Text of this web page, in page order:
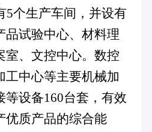
5个生产车间，并设有
品试验中心、材料理
室、文控中心。数控
工中心等主要机械加
等设备160台套，有效
优质产品的综合能